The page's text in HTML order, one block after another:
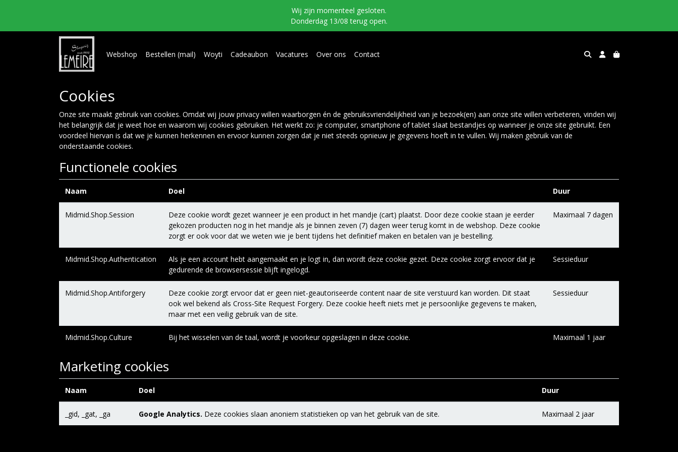
Wij zijn momenteel gesloten.
Donderdag 13/08 terug open.
Webshop Bestellen (mail) Woyti Cadeaubon Vacatures Over ons Contact
Cookies
Onze site maakt gebruik van cookies. Omdat wij jouw privacy willen waarborgen én de gebruiksvriendelijkheid van je bezoek(en) aan onze site willen verbeteren, vinden wij
het belangrijk dat je weet hoe en waarom wij cookies gebruiken. Het werkt zo: je computer, smartphone of tablet slaat bestandjes op wanneer je onze site gebruikt. Een
voordeel hiervan is dat we je kunnen herkennen en ervoor kunnen zorgen dat je niet steeds opnieuw je gegevens hoeft in te vullen. Wij maken gebruik van de
onderstaande cookies.
Functionele cookies
Naam Doel Duur
Midmid.Shop.Session
Deze cookie wordt gezet wanneer je een product in het mandje (cart) plaatst. Door deze cookie staan je eerder
gekozen producten nog in het mandje als je binnen zeven (7) dagen weer terug komt in de webshop. Deze cookie
zorgt er ook voor dat we weten wie je bent tijdens het definitief maken en betalen van je bestelling.
Maximaal 7 dagen
Midmid.Shop.Authentication
Als je een account hebt aangemaakt en je logt in, dan wordt deze cookie gezet. Deze cookie zorgt ervoor dat je
gedurende de browsersessie blijft ingelogd.
Sessieduur
Midmid.Shop.Antiforgery
Deze cookie zorgt ervoor dat er geen niet-geautoriseerde content naar de site verstuurd kan worden. Dit staat
ook wel bekend als Cross-Site Request Forgery. Deze cookie heeft niets met je persoonlijke gegevens te maken,
maar met een veilig gebruik van de site.
Sessieduur
Midmid.Shop.Culture Bij het wisselen van de taal, wordt je voorkeur opgeslagen in deze cookie. Maximaal 1 jaar
Marketing cookies
Naam Doel Duur
_gid, _gat, _ga Google Analytics. Deze cookies slaan anoniem statistieken op van het gebruik van de site. Maximaal 2 jaar